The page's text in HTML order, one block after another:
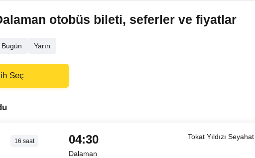
otobüs bileti, seferler ve fiyatlar
Bugün Yarın
Seç
16 saat 04:30
Dalaman
Tokat Yıldızı Seyahat